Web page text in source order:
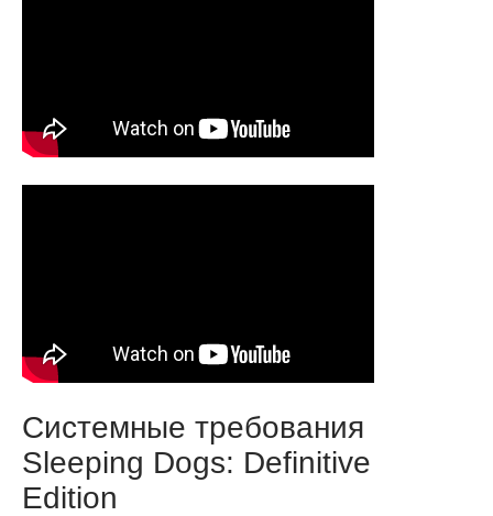
Системные требования
Sleeping Dogs: Definitive
Edition